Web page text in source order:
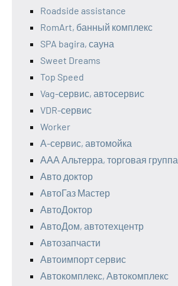
Roadside assistance
RomArt, банный комплекс
SPA bagira, сауна
Sweet Dreams
Top Speed
Vag-сервис, автосервис
VDR-сервис
Worker
А-сервис, автомойка
ААА Альтерра, торговая группа
Авто доктор
АвтоГаз Мастер
АвтоДоктор
АвтоДом, автотехцентр
Автозапчасти
Автоимпорт сервис
Автокомплекс, Автокомплекс